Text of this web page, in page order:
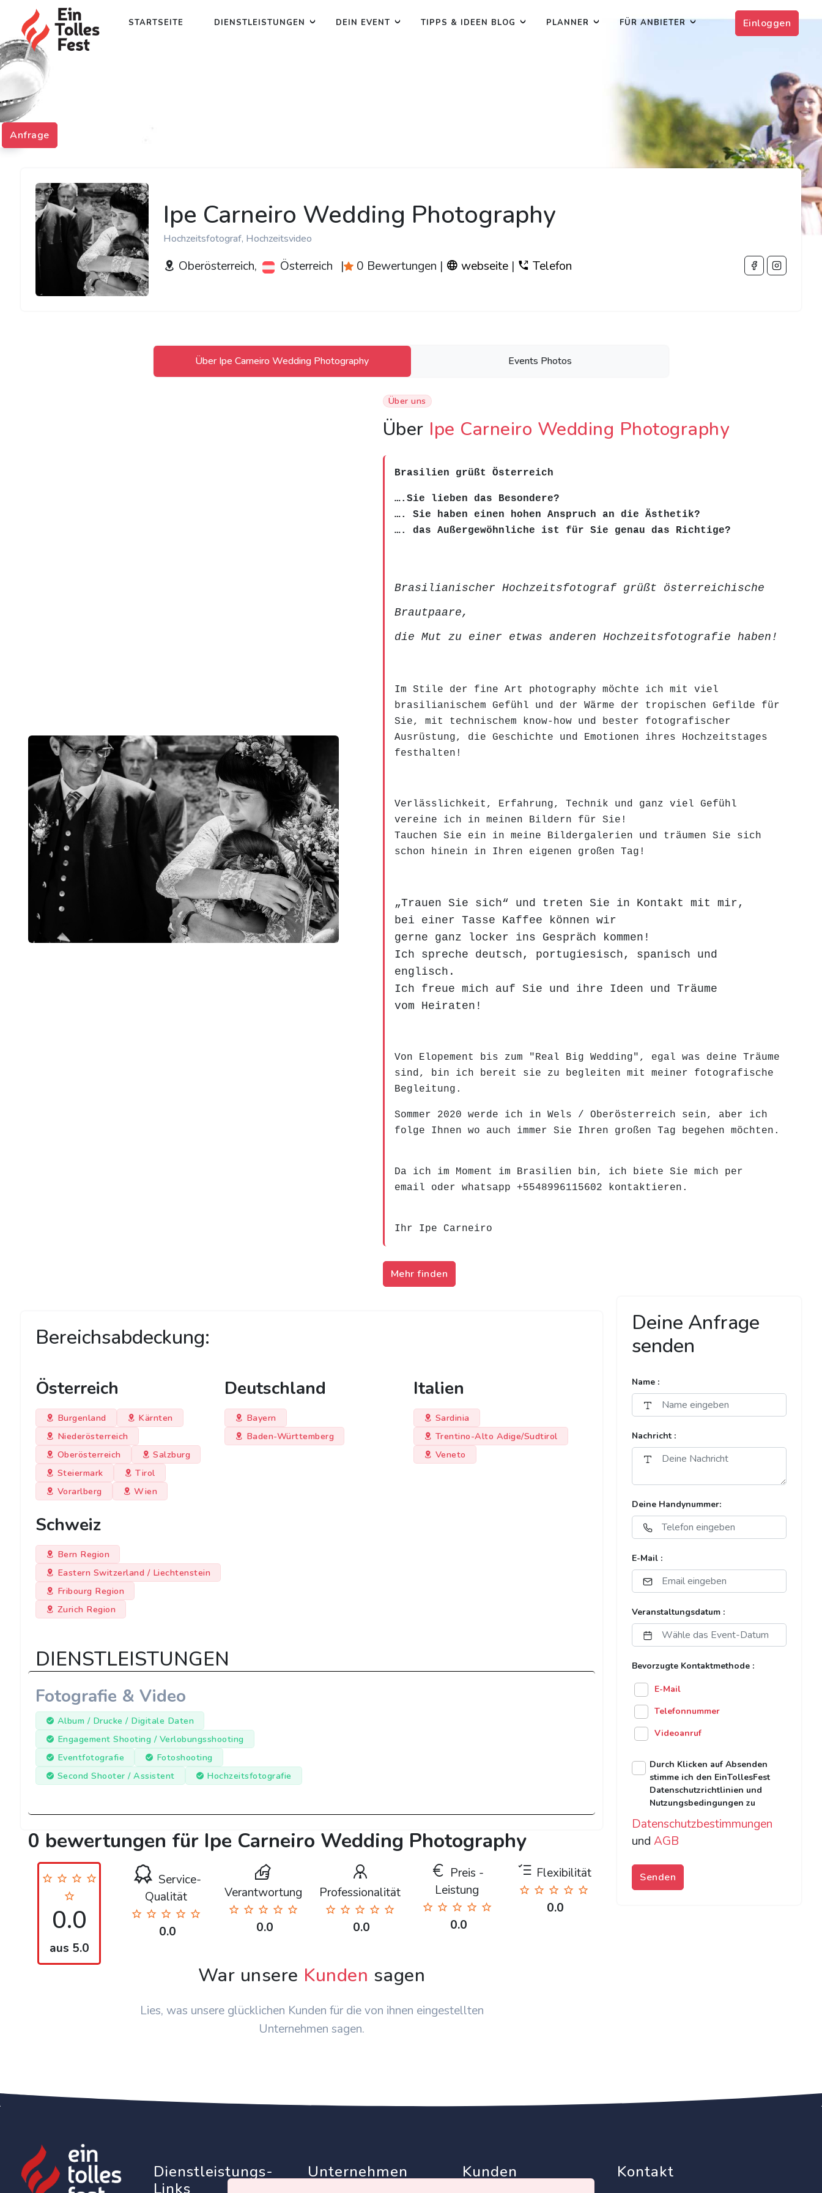
Einloggen
STARTSEITE DIENSTLEISTUNGEN DEIN EVENT TIPPS & IDEEN BLOG PLANNER FÜR ANBIETER
Ipe Carneiro Wedding Photography
Hochzeitsfotograf, Hochzeitsvideo
Oberösterreich, Österreich | 0 Bewertungen | webseite| Telefon
Über Ipe Carneiro Wedding Photography Events Photos
Über uns
Über Ipe Carneiro Wedding Photography
Brasilien grüßt Österreich
….Sie lieben das Besondere?
…. Sie haben einen hohen Anspruch an die Ästhetik?
…. das Außergewöhnliche ist für Sie genau das Richtige?
Brasilianischer Hochzeitsfotograf grüßt österreichische
Brautpaare,
die Mut zu einer etwas anderen Hochzeitsfotografie haben!
Im Stile der fine Art photography möchte ich mit viel
brasilianischem Gefühl und der Wärme der tropischen Gefilde für
Sie, mit technischem know-how und bester fotografischer
Ausrüstung, die Geschichte und Emotionen ihres Hochzeitstages
festhalten!
Verlässlichkeit, Erfahrung, Technik und ganz viel Gefühl
vereine ich in meinen Bildern für Sie!
Tauchen Sie ein in meine Bildergalerien und träumen Sie sich
schon hinein in Ihren eigenen großen Tag!
„Trauen Sie sich“ und treten Sie in Kontakt mit mir,
bei einer Tasse Kaffee können wir
gerne ganz locker ins Gespräch kommen!
Ich spreche deutsch, portugiesisch, spanisch und
englisch.
Ich freue mich auf Sie und ihre Ideen und Träume
vom Heiraten!
Von Elopement bis zum "Real Big Wedding", egal was deine Träume
sind, bin ich bereit sie zu begleiten mit meiner fotografische
Begleitung.
Sommer 2020 werde ich in Wels / Oberösterreich sein, aber ich
folge Ihnen wo auch immer Sie Ihren großen Tag begehen möchten.
Da ich im Moment im Brasilien bin, ich biete Sie mich per
email oder whatsapp +5548996115602 kontaktieren.
Ihr Ipe Carneiro
Mehr finden
Bereichsabdeckung:
Österreich
Burgenland
Kärnten
Niederösterreich
Oberösterreich
Salzburg
Steiermark
Tirol
Vorarlberg
Wien
Deutschland
Bayern
Baden-Württemberg
Italien
Sardinia
Trentino-Alto Adige/Sudtirol
Veneto
Schweiz
Bern Region
Eastern Switzerland / Liechtenstein
Fribourg Region
Zurich Region
DIENSTLEISTUNGEN
Fotografie & Video
Album / Drucke / Digitale Daten
Engagement Shooting / Verlobungsshooting
Eventfotografie
Fotoshooting
Second Shooter / Assistent
Hochzeitsfotografie
0 bewertungen für Ipe Carneiro Wedding Photography
0.0
aus 5.0
Service-
Qualität
0.0
Verantwortung
0.0
Professionalität
0.0
Preis -
Leistung
0.0
Flexibilität
0.0
War unsere Kunden sagen
Lies, was unsere glücklichen Kunden für die von ihnen eingestellten
Unternehmen sagen.
Deine Anfrage
senden
Name :
Nachricht :
Deine Handynummer:
E-Mail :
Veranstaltungsdatum :
Bevorzugte Kontaktmethode :
E-Mail
Telefonnummer
Videoanruf
Durch Klicken auf Absenden
stimme ich den EinTollesFest
Datenschutzrichtlinien und
Nutzungsbedingungen zu
Datenschutzbestimmungen
und AGB
Senden
Anfrage
Dienstleistungs-
Links
Unternehmen Kunden Kontakt